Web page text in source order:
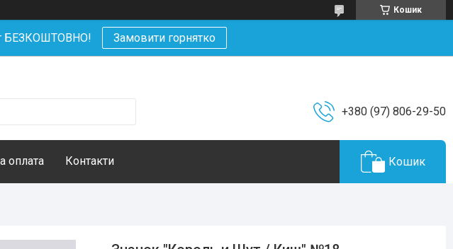
Кошик
БЕЗКОШТОВНО! Замовити горнятко
+380 (97) 806-29-50
оплата Контакти Кошик